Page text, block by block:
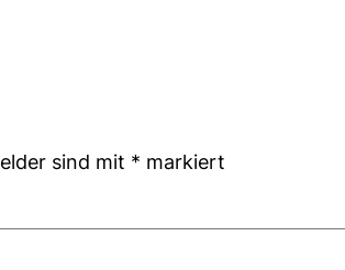
sind mit * markiert